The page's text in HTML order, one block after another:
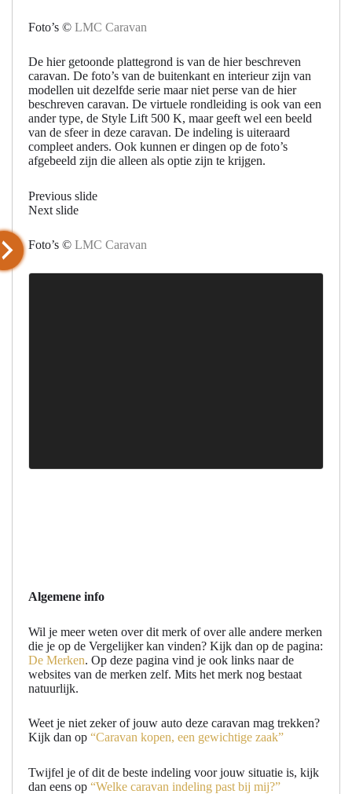
Foto’s © LMC Caravan
De hier getoonde plattegrond is van de hier beschreven
caravan. De foto’s van de buitenkant en interieur zijn van
modellen uit dezelfde serie maar niet perse van de hier
beschreven caravan. De virtuele rondleiding is ook van een
ander type, de Style Lift 500 K, maar geeft wel een beeld
van de sfeer in deze caravan. De indeling is uiteraard
compleet anders. Ook kunnen er dingen op de foto’s
afgebeeld zijn die alleen als optie zijn te krijgen.
Previous slide
Next slide
Foto’s © LMC Caravan
Algemene info
Wil je meer weten over dit merk of over alle andere merken
die je op de Vergelijker kan vinden? Kijk dan op de pagina:
De Merken. Op deze pagina vind je ook links naar de
websites van de merken zelf. Mits het merk nog bestaat
natuurlijk.
Weet je niet zeker of jouw auto deze caravan mag trekken?
Kijk dan op “Caravan kopen, een gewichtige zaak”
Twijfel je of dit de beste indeling voor jouw situatie is, kijk
dan eens op “Welke caravan indeling past bij mij?”